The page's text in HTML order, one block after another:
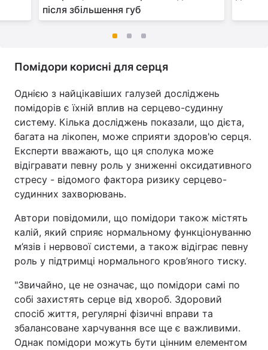
після збільшення губ
Помідори корисні для серця
Однією з найцікавіших галузей досліджень
помідорів є їхній вплив на серцево-судинну
систему. Кілька досліджень показали, що дієта,
багата на лікопен, може сприяти здоров'ю серця.
Експерти вважають, що ця сполука може
відігравати певну роль у зниженні оксидативного
стресу - відомого фактора ризику серцево-
судинних захворювань.
Автори повідомили, що помідори також містять
калій, який сприяє нормальному функціонуванню
м’язів і нервової системи, а також відіграє певну
роль у підтримці нормального кров’яного тиску.
"Звичайно, це не означає, що помідори самі по
собі захистять серце від хвороб. Здоровий
спосіб життя, регулярні фізичні вправи та
збалансоване харчування все ще є важливими.
Однак помідори можуть бути цінним елементом